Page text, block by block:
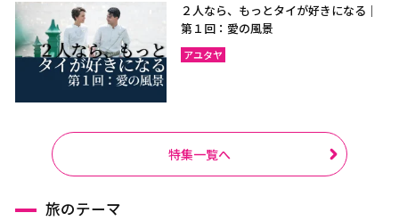
２人なら、もっとタイが好きになる｜
第１回：愛の風景
アユタヤ
特集一覧へ
旅のテーマ